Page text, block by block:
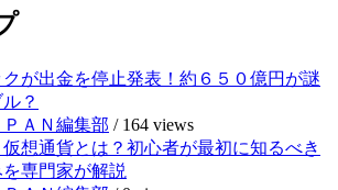
が出金を停止発表！約６５０億円が謎
？
ＡＮ編集部 / 164 views
仮想通貨とは？初心者が最初に知るべき
専門家が解説